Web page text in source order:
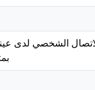
الشخصي لدى